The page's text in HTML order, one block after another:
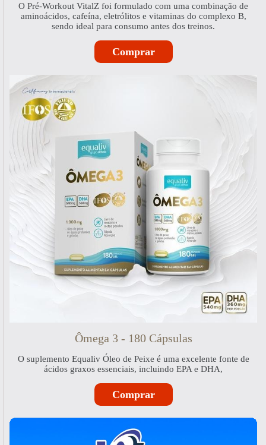
O Pré-Workout VitalZ foi formulado com uma combinação de
aminoácidos, cafeína, eletrólitos e vitaminas do complexo B,
sendo ideal para consumo antes dos treinos.
Comprar
Ômega 3 - 180 Cápsulas
O suplemento Equaliv Óleo de Peixe é uma excelente fonte de
ácidos graxos essenciais, incluindo EPA e DHA,
Comprar